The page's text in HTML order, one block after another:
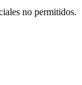
no permitidos.